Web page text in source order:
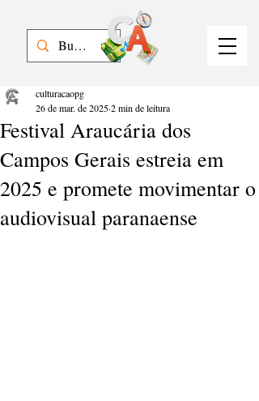
Festival Araucária dos
Campos Gerais estreia em
2025 e promete movimentar o
audiovisual paranaense
culturacaopg
26 de mar. de 20252 min de leitura